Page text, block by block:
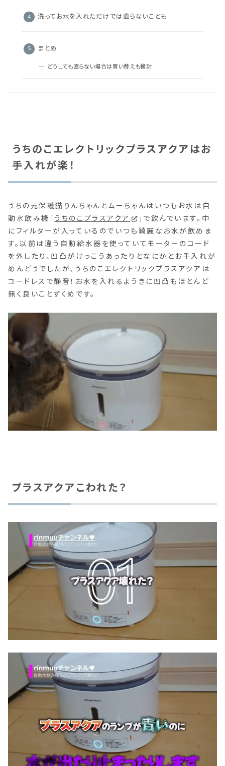
洗ってお水を入れただけでは直らないことも
まとめ
どうしても直らない場合は買い替えも検討
うちのこエレクトリックプラスアクアはお
手入れが楽！
うちの元保護猫りんちゃんとムーちゃんはいつもお水は自
動水飲み機「うちのこプラスアクア
」で飲んでいます。中
にフィルターが入っているのでいつも綺麗なお水が飲めま
す。以前は違う自動給水器を使っていてモーターのコード
を外したり、凹凸がけっこうあったりとなにかとお手入れが
めんどうでしたが、うちのこエレクトリックプラスアクアは
コードレスで静音！お水を入れるようきに凹凸もほとんど
無く良いことずくめです。
プラスアクアこわれた？